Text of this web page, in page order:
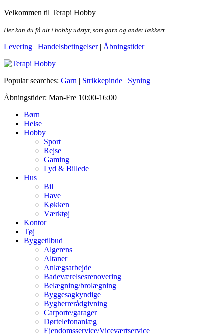
Skip
the
Velkommen til Terapi Hobby
Her kan du få alt i hobby udstyr, som garn og andet lækkert
Levering | Handelsbetingelser| Åbningstider
Terapi Hobby
Popular searches: Garn | Strikkepinde | Syning
Åbningstider: Man-Fre 10:00-16:00
Børn
Helse
Hobby
Sport
Rejse
Gaming
Lyd & Billede
Hus
Bil
Have
Køkken
Værktøj
Kontor
Tøj
Byggetilbud
Algerens
Altaner
Anlægsarbejde
Badeværelsesrenovering
Belægning/brolægning
Byggesagkyndige
Bygherrerådgivning
Carporte/garager
Dørtelefonanlæg
Ejendomsservice/Viceværtservice